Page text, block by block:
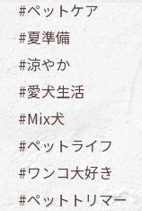
#ペットケア
#夏準備
#涼やか
#愛犬生活
#Mix犬
#ペットライフ
#ワンコ大好き
#ペットトリマー